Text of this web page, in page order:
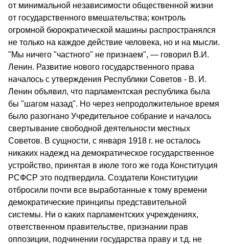
от минимальной независимости общественной жизни
от государственного вмешательства; контроль
огромной бюрократической машины распространялся
не только на каждое действие человека, но и на мысли.
"Мы ничего "частного" не признаем", — говорил В.И.
Ленин. Развитие нового государственного права
началось с утверждения Республики Советов - В. И.
Ленин объявил, что парламентская республика была
бы "шагом назад". Но через непродолжительное время
было разогнано Учредительное собрание и началось
свертывание свободной деятельности местных
Советов. В сущности, с января 1918 г. не осталось
никаких надежд на демократическое государственное
устройство, принятая в июле того же года Конституция
РСФСР это подтвердила. Создатели Конституции
отбросили почти все выработанные к тому времени
демократические принципы представительной
системы. Ни о каких парламентских учреждениях,
ответственном правитель­стве, признании прав
оппозиции, подчинении государства праву и т.д. не